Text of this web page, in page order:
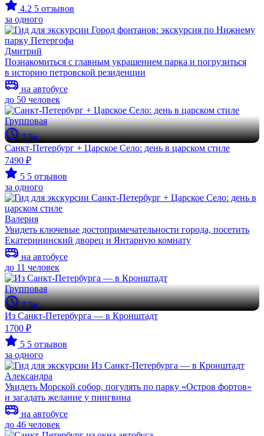
4.2 5 отзывов
за одного
Дмитрий
Познакомиться с главным украшением парка и погрузиться
в историю петровской резиденции
на автобусе
до 50 человек
Групповая
7.5ч
Санкт-Петербург + Царское Село: день в царском стиле
7490 ₽
5 5 отзывов
за одного
Валерия
Увидеть ключевые достопримечательности города, посетить
Екатерининский дворец и Янтарную комнату
на автобусе
до 11 человек
Групповая
7.5ч
Из Санкт-Петербурга — в Кронштадт
1700 ₽
5 5 отзывов
за одного
Александра
Увидеть Морской собор, погулять по парку «Остров фортов»
и загадать желание у пингвина
на автобусе
до 46 человек